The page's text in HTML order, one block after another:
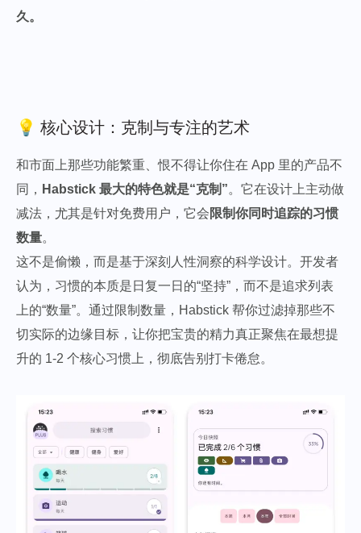
久。
💡 核心设计：克制与专注的艺术
和市面上那些功能繁重、恨不得让你住在 App 里的产品不
同， Habstick 最大的特色就是“克制”。它在设计上主动做
减法，尤其是针对免费用户，它会限制你同时追踪的习惯
数量。
这不是偷懒，而是基于深刻人性洞察的科学设计。开发者
认为，习惯的本质是日复一日的“坚持”，而不是追求列表
上的“数量”。通过限制数量，Habstick 帮你过滤掉那些不
切实际的边缘目标，让你把宝贵的精力真正聚焦在最想提
升的 1-2 个核心习惯上，彻底告别打卡倦怠。